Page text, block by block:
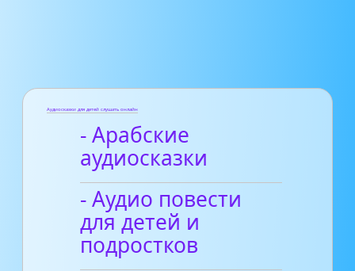
Аудиосказки для детей слушать онлайн
- Арабские
аудиосказки
- Аудио повести
для детей и
подростков